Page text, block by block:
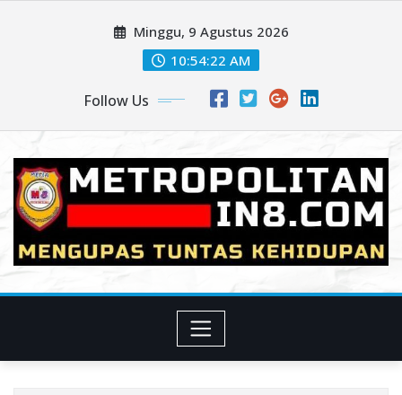
Minggu, 9 Agustus 2026
10:54:24 AM
Follow Us